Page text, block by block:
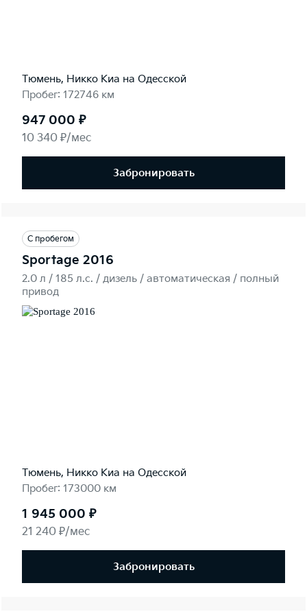
Тюмень, Никко Kиа на Одесской
Пробег: 172746 км
947 000 ₽
10 340 ₽/мес
Забронировать
С пробегом
Sportage 2016
2.0 л / 185 л.c. / дизель / автоматическая / полный
привод
Тюмень, Никко Kиа на Одесской
Пробег: 173000 км
1 945 000 ₽
21 240 ₽/мес
Забронировать